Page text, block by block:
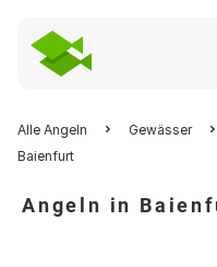
Alle Angeln Gewässer
Baienfurt
Angeln in